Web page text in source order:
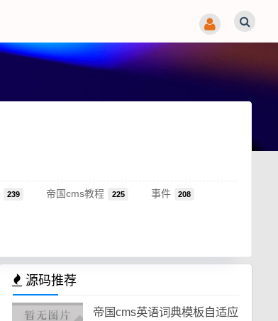
239 帝国cms教程 225 事件 208
源码推荐
帝国cms英语词典模板自适应